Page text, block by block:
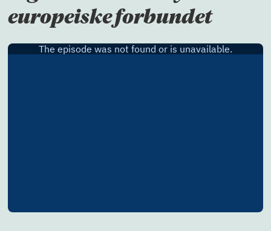
europeiske forbundet